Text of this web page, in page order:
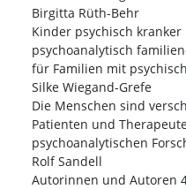
Birgitta Rüth-Behr
Kinder psychisch kranker
psychoanalytisch
für Familien mit
Silke Wiegand-Grefe
Die Menschen sind
Patienten und
psychoanalytischen
Rolf Sandell
Autorinnen und Autoren